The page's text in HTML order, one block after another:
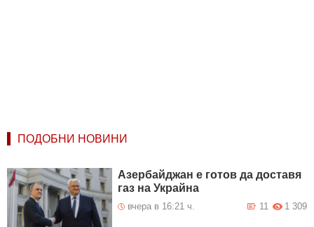
ПОДОБНИ НОВИНИ
Азербайджан е готов да доставя
газ на Украйна
вчера в 16:21 ч. 1 309
11